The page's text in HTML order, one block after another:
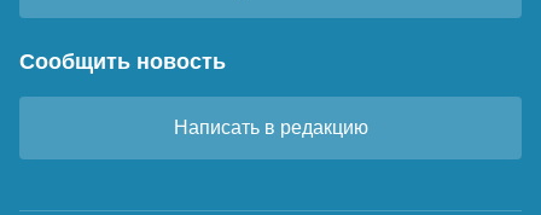
Сообщить новость
Написать в редакцию